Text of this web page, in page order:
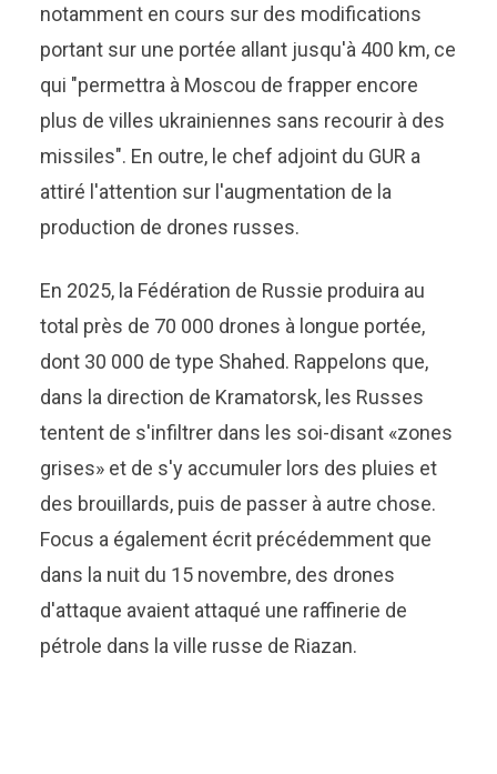
notamment en cours sur des modifications
portant sur une portée allant jusqu'à 400 km, ce
qui "permettra à Moscou de frapper encore
plus de villes ukrainiennes sans recourir à des
missiles". En outre, le chef adjoint du GUR a
attiré l'attention sur l'augmentation de la
production de drones russes.
En 2025, la Fédération de Russie produira au
total près de 70 000 drones à longue portée,
dont 30 000 de type Shahed. Rappelons que,
dans la direction de Kramatorsk, les Russes
tentent de s'infiltrer dans les soi-disant «zones
grises» et de s'y accumuler lors des pluies et
des brouillards, puis de passer à autre chose.
Focus a également écrit précédemment que
dans la nuit du 15 novembre, des drones
d'attaque avaient attaqué une raffinerie de
pétrole dans la ville russe de Riazan.